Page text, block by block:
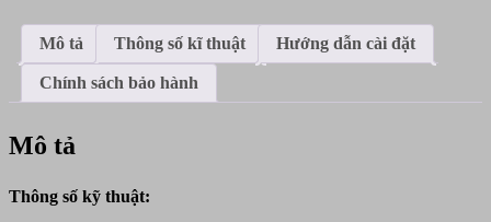
Mô tả Thông số kĩ thuật Hướng dẫn cài đặt
Chính sách bảo hành
Mô tả
Thông số kỹ thuật: